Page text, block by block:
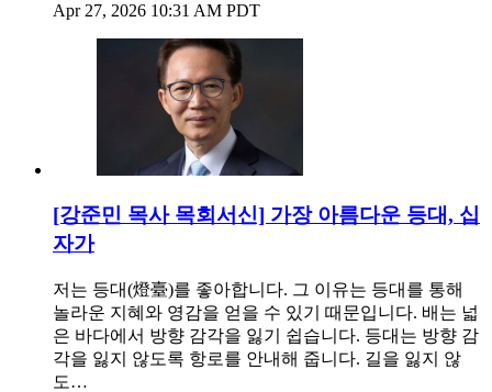
Apr 27, 2026 10:31 AM PDT
[강준민 목사 목회서신] 가장 아름다운 등대, 십
자가
저는 등대(燈臺)를 좋아합니다. 그 이유는 등대를 통해
놀라운 지혜와 영감을 얻을 수 있기 때문입니다. 배는 넓
은 바다에서 방향 감각을 잃기 쉽습니다. 등대는 방향 감
각을 잃지 않도록 항로를 안내해 줍니다. 길을 잃지 않
도…